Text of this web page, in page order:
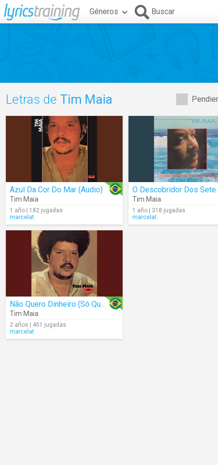
Géneros Buscar
Letras de Tim Maia
Azul Da Cor Do Mar (Audio)
Tim Maia
1 año | 182 jugadas
marcelat
Tim Maia
1 año | 318 jugadas
marcelat
Não Quero Dinheiro (Só Quero Amar) (Audio)
Tim Maia
2 años | 401 jugadas
marcelat